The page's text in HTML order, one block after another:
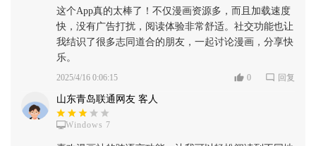
这个App真的太棒了！不仅漫画资源多，而且加载速度
快，没有广告打扰，阅读体验非常舒适。社交功能也让
我结识了很多志同道合的朋友，一起讨论漫画，分享快
乐。
2025/4/16 0:06:15 0 回复
山东青岛联通网友 客人
Windows 7